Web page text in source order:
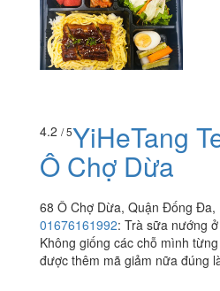
4.2 / 5YiHeTang
Ô Chợ Dừa
68 Ô Chợ Dừa, Quận Đống Đa,
01676161992: Trà sữa nướng
Không giống các chỗ mình
được thêm mã giảm nữa đúng